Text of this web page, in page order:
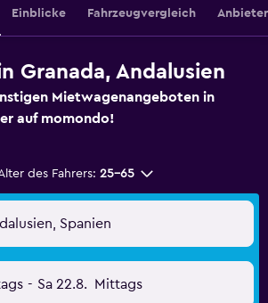
Einblicke Fahrzeugvergleich
Granada, Andalusien
Mietwagenangeboten in
auf momondo!
des Fahrers: 25-65
Spanien
- Sa 22.8. Mittags